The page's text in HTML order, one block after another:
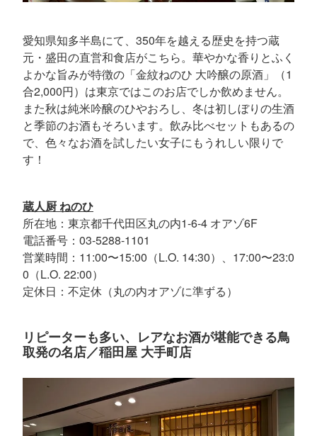
愛知県知多半島にて、350年を越える歴史を持つ蔵
元・盛田の直営和食店がこちら。華やかな香りとふく
よかな旨みが特徴の「金紋ねのひ 大吟醸の原酒」（1
合2,000円）は東京ではこのお店でしか飲めません。
また秋は純米吟醸のひやおろし、冬は初しぼりの生酒
と季節のお酒もそろいます。飲み比べセットもあるの
で、色々なお酒を試したい女子にもうれしい限りで
す！
蔵人厨 ねのひ
所在地：東京都千代田区丸の内1-6-4 オアゾ6F
電話番号：03-5288-1101
営業時間：11:00〜15:00（L.O. 14:30）、17:00〜23:0
0（L.O. 22:00）
定休日：不定休（丸の内オアゾに準ずる）
リピーターも多い、レアなお酒が堪能できる鳥
取発の名店／稲田屋 大手町店